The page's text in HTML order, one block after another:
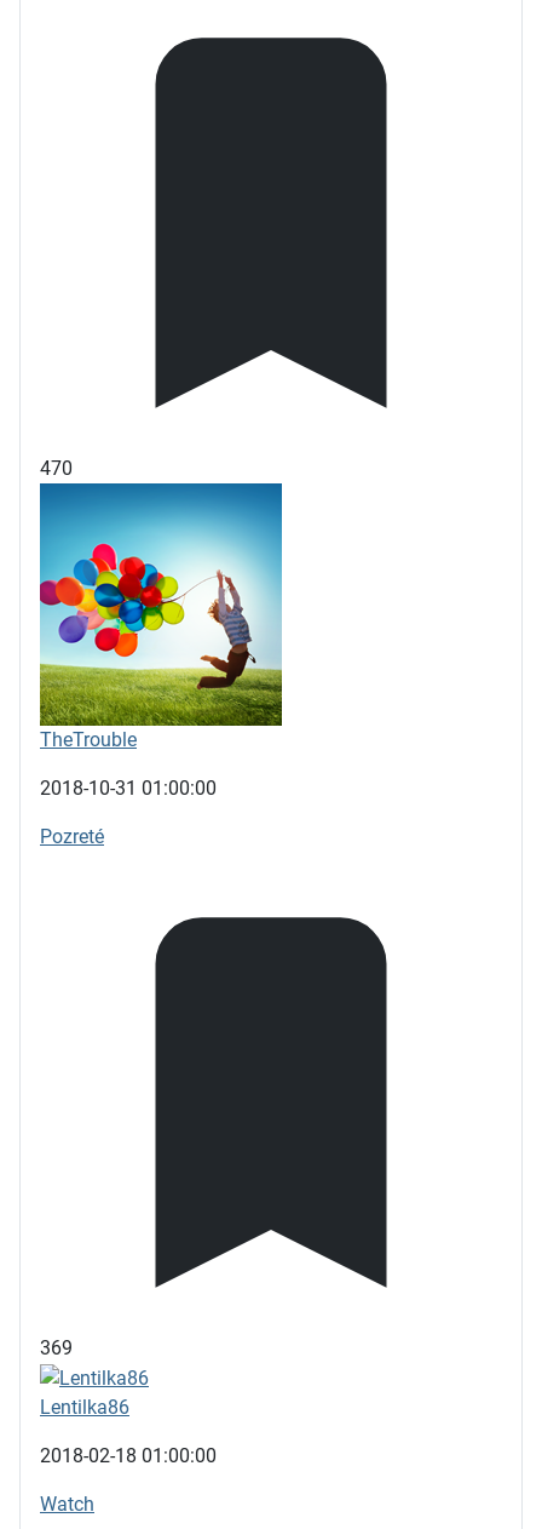
470
TheTrouble
2018-10-31 01:00:00
Pozreté
369
Lentilka86
2018-02-18 01:00:00
Watch